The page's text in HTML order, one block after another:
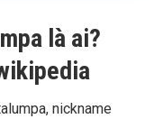
là ai?
nickname